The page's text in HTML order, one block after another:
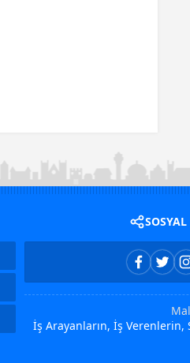
İş Arayanların, İş